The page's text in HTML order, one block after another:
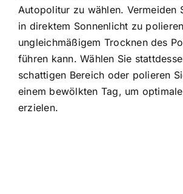
Autopolitur zu wählen. Vermeiden
in direktem Sonnenlicht zu
ungleichmäßigem Trocknen des
führen kann. Wählen Sie
schattigen Bereich oder polieren
einem bewölkten Tag, um
erzielen.